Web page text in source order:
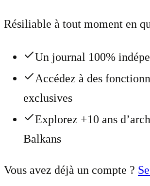
Résiliable à tout moment en
Un journal 100%
Accédez à des
exclusives
Explorez +10 ans
Balkans
Vous avez déjà un compte ?